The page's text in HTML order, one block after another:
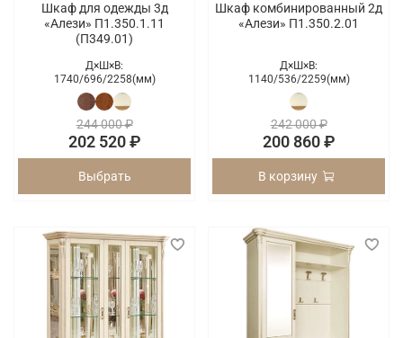
Шкаф для одежды 3д
«Алези» П1.350.1.11
(П349.01)
Д×Ш×В:
1740/696/2258(мм)
244 000 ₽
202 520 ₽
Выбрать
Шкаф комбинированный 2д
«Алези» П1.350.2.01
Д×Ш×В:
1140/536/2259(мм)
242 000 ₽
200 860 ₽
В корзину